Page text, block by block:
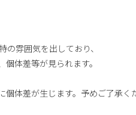
雰囲気を出しており、
体差等が見られます。
体差が生じます。予めご了承く